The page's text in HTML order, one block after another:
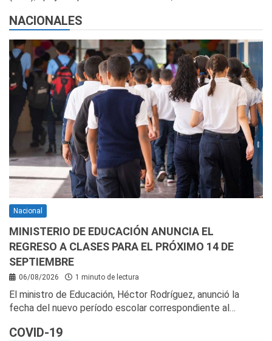
NACIONALES
Nacional
MINISTERIO DE EDUCACIÓN ANUNCIA EL
REGRESO A CLASES PARA EL PRÓXIMO 14 DE
SEPTIEMBRE
06/08/2026 1 minuto de lectura
El ministro de Educación, Héctor Rodríguez, anunció la
fecha del nuevo período escolar correspondiente al…
COVID-19